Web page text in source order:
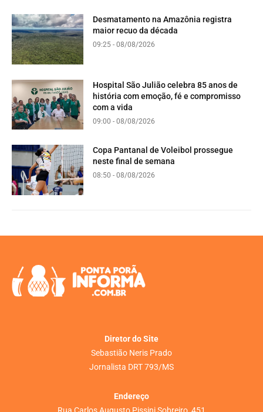
Desmatamento na Amazônia registra
maior recuo da década
09:25 - 08/08/2026
Hospital São Julião celebra 85 anos de
história com emoção, fé e compromisso
com a vida
09:00 - 08/08/2026
Copa Pantanal de Voleibol prossegue
neste final de semana
08:50 - 08/08/2026
Diretor do Site
Sebastião Neris Prado
Jornalista DRT 793/MS
Endereço